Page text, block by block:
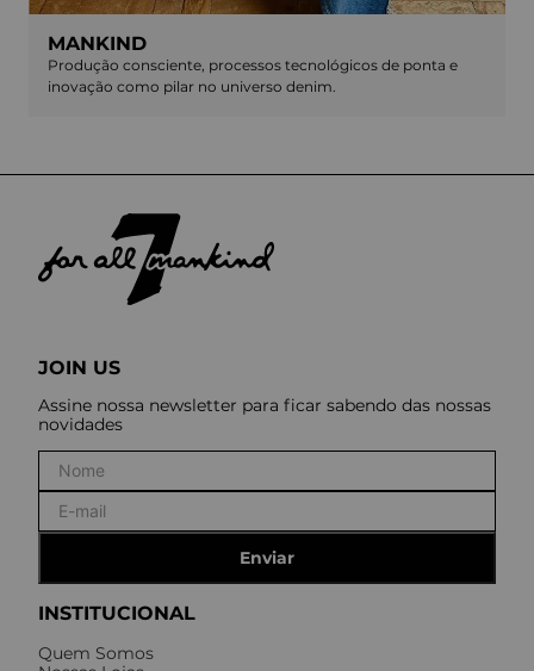
MANKIND
Produção consciente, processos tecnológicos de ponta e
inovação como pilar no universo denim.
INSTITUCIONAL
Quem Somos
JOIN US
Assine nossa newsletter para ficar sabendo das nossas
novidades
Enviar